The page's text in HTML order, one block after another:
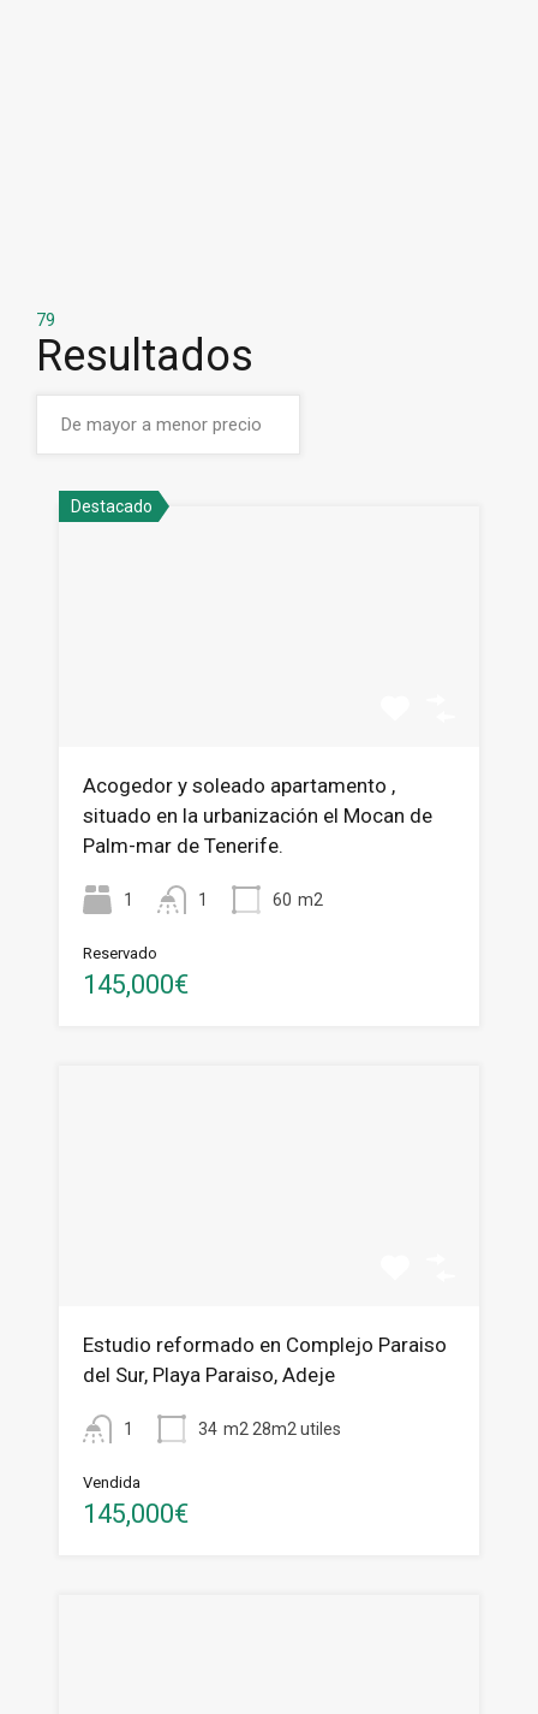
79
Resultados
Destacado
Acogedor y soleado apartamento ,
situado en la urbanización el Mocan de
Palm-mar de Tenerife.
1 1 60 m2
Reservado
145,000€
Estudio reformado en Complejo Paraiso
del Sur, Playa Paraiso, Adeje
1 34 m2 28m2 utiles
Vendida
145,000€